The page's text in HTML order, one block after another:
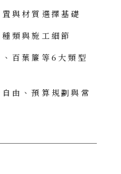
與材質選擇基礎
類與施工細節
百葉簾等6大類型
由、預算規劃與常